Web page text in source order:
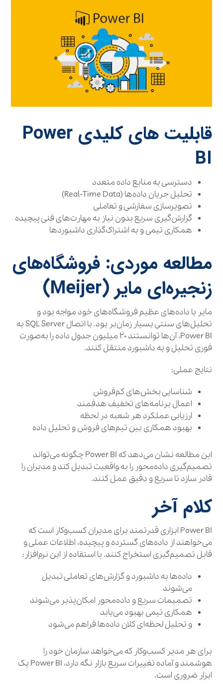
قابلیت‌ های کلیدی Power
BI
دسترسی به منابع داده متعدد
تحلیل جریان داده‌ها (Real-Time Data)
تصویرسازی سفارشی و تعاملی
گزارش‌گیری سریع بدون نیاز به مهارت‌های فنی پیچیده
همکاری تیمی و به اشتراک‌گذاری داشبوردها
مطالعه موردی: فروشگاه‌های
زنجیره‌ای مایر (Meijer)
مایر با داده‌های عظیم فروشگاه‌های خود مواجه بود و
تحلیل‌های سنتی بسیار زمان‌بر بود. با اتصال SQL Server به
Power BI، آن‌ها توانستند ۲۰ میلیون جدول داده را به‌صورت
فوری تحلیل و به داشبورد منتقل کنند.
نتایج عملی:
شناسایی بخش‌های کم‌فروش
اعمال برنامه‌های تخفیف هدفمند
ارزیابی عملکرد هر شعبه در لحظه
بهبود همکاری بین تیم‌های فروش و تحلیل داده
این مطالعه نشان می‌دهد که Power BI چگونه می‌تواند
تصمیم‌گیری داده‌محور را به واقعیت تبدیل کند و مدیران را
قادر سازد تا سریع و دقیق عمل کنند.
کلام آخر
Power BI ابزاری قدرتمند برای مدیران کسب‌وکار است که
می‌خواهند از داده‌های گسترده و پیچیده، اطلاعات عملی و
قابل تصمیم‌گیری استخراج کنند. با استفاده از این نرم‌افزار:
داده‌ها به داشبورد و گزارش‌های تعاملی تبدیل
می‌شوند
تصمیمات سریع و داده‌محور امکان‌پذیر می‌شوند
همکاری تیمی بهبود می‌یابد
و تحلیل لحظه‌ای کلان داده‌ها فراهم می‌شود
برای هر مدیر کسب‌وکار که می‌خواهد سازمان خود را
هوشمند و آماده تغییرات سریع بازار نگه دارد، Power BI یک
ابزار ضروری است.